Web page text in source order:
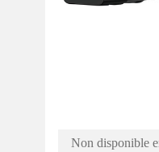
Non disponible